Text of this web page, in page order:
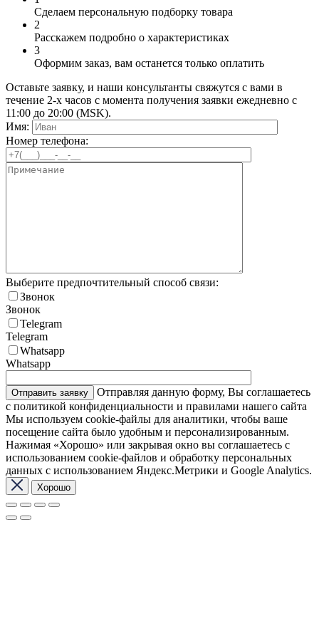
Сделаем персональную подборку товара
2
Расскажем подробно о характеристиках
3
Оформим заказ, вам останется только оплатить
Оставьте заявку, и наши консультанты свяжутся с вами в
течение 2-х часов с момента получения заявки ежедневно с
11:00 до 20:00 (MSK).
Имя:
Номер телефона:
Выберите предпочтительный способ связи:
Звонок
Звонок
Telegram
Telegram
Whatsapp
Whatsapp
Отправляя данную форму, Вы соглашаетесь
с политикой конфиденциальности и правилами нашего сайта
Мы используем cookie-файлы для аналитики, чтобы ваше
посещение сайта было удобным и персонализированным.
Нажимая «Хорошо» или закрывая окно вы соглашаетесь с
использованием cookie-файлов и обработку персональных
данных с использованием Яндекс.Метрики и Google Analytics.
Хорошо